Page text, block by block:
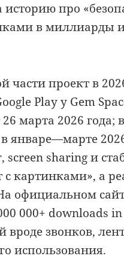
про
в миллиарды
части проект в
Play у Gem
марта 2026 года;
январе—марте
sharing и
с картинками», а
официальном
000+ downloads
вроде звонков,
использования.